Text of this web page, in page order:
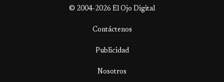
© 2004-2026 El Ojo Digital
Contáctenos
Publicidad
Nosotros